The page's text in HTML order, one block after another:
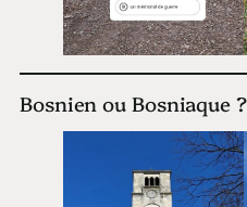
Bosnien ou Bosniaque ?